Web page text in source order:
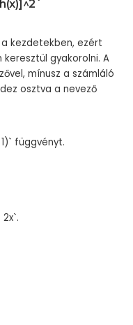
kezdetekben, ezért
gyakorolni. A
mínusz a számláló
osztva a nevező
függvényt.